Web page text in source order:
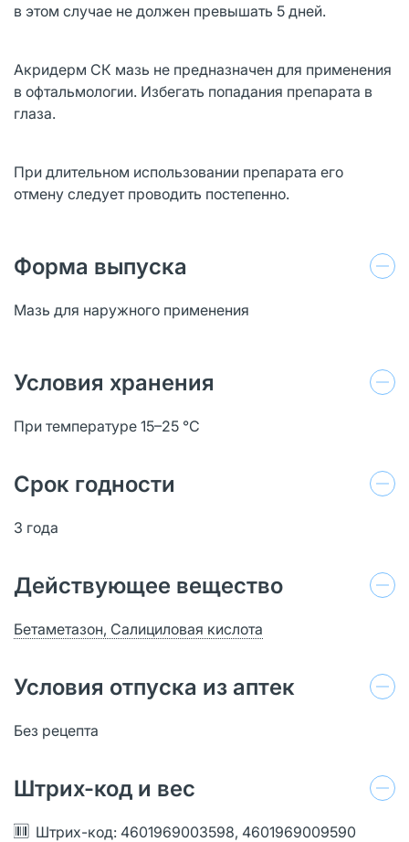
в этом случае не должен превышать 5 дней.
Акридерм СК мазь не предназначен для применения
в офтальмологии. Избегать попадания препарата в
глаза.
При длительном использовании препарата его
отмену следует проводить постепенно.
Форма выпуска
Мазь для наружного применения
Условия хранения
При температуре 15–25 °C
Срок годности
3 года
Действующее вещество
Бетаметазон, Салициловая кислота
Условия отпуска из аптек
Без рецепта
Штрих-код и вес
Штрих-код: 4601969003598, 4601969009590